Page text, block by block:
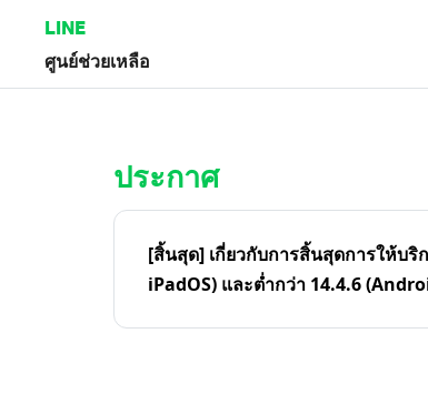
LINE
ศูนย์ช่วยเหลือ
ประกาศ
[สิ้นสุด] เกี่ยวกับการสิ้นสุดการให้บริ
iPadOS) และต่ำกว่า 14.4.6